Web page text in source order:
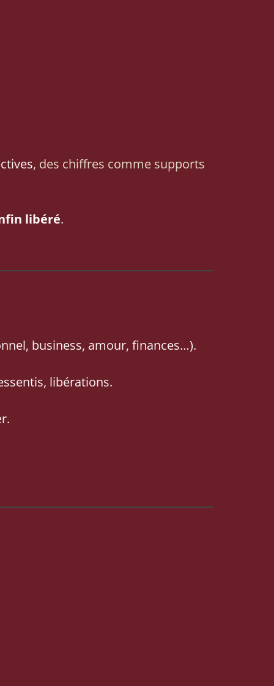
, des chiffres comme supports
libéré.
business, amour, finances…).
libérations.